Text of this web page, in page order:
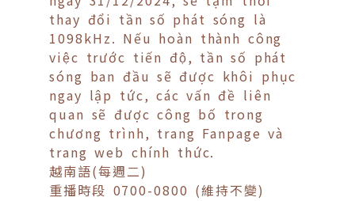
thay đổi tần số phát sóng là
1098kHz. Nếu hoàn thành công
việc trước tiến độ, tần số phát
sóng ban đầu sẽ được khôi phục
ngay lập tức, các vấn đề liên
quan sẽ được công bố trong
chương trình, trang Fanpage và
trang web chính thức.
越南語(每週二)
重播時段 0700-0800 (維持不變)